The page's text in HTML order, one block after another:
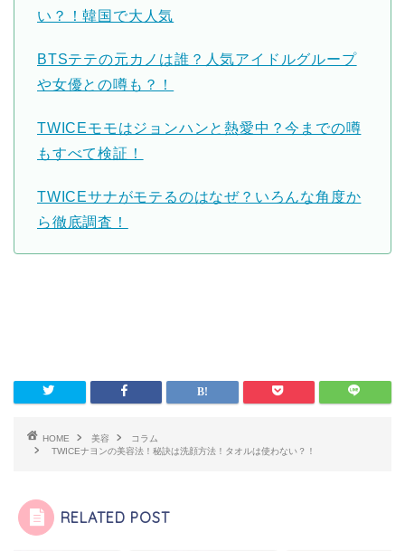
い？！韓国で大人気
BTSテテの元カノは誰？人気アイドルグループ
や女優との噂も？！
TWICEモモはジョンハンと熱愛中？今までの噂
もすべて検証！
TWICEサナがモテるのはなぜ？いろんな角度か
ら徹底調査！
HOME 美容
コラム
TWICEナヨンの美容法！秘訣は洗顔方法！タオルは使わない？！
RELATED POST